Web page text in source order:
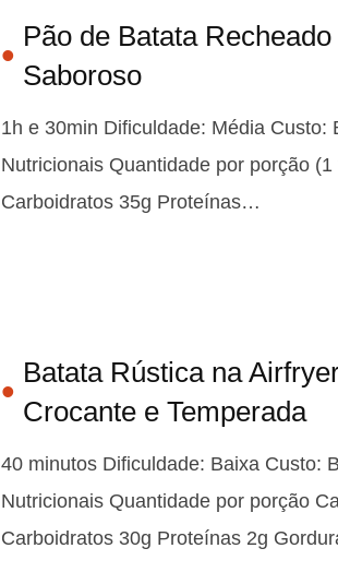
Pão de Batata
Saboroso
1h e 30min Dificuldade: Média Custo:
Nutricionais Quantidade por porção
Carboidratos 35g Proteínas…
Batata Rústica na
Crocante e Temperada
40 minutos Dificuldade: Baixa Custo:
Nutricionais Quantidade por porção
Carboidratos 30g Proteínas 2g